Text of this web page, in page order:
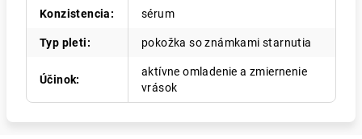
Konzistencia: sérum
Typ pleti: pokožka so známkami starnutia
Účinok:
aktívne omladenie a zmiernenie
vrások